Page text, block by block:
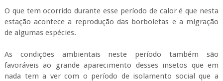
O que tem ocorrido durante esse período de calor é que nesta
estação acontece a reprodução das borboletas e a migração
de algumas espécies.
As condições ambientais neste período também são
favoráveis ao grande aparecimento desses insetos que em
nada tem a ver com o período de isolamento social que a